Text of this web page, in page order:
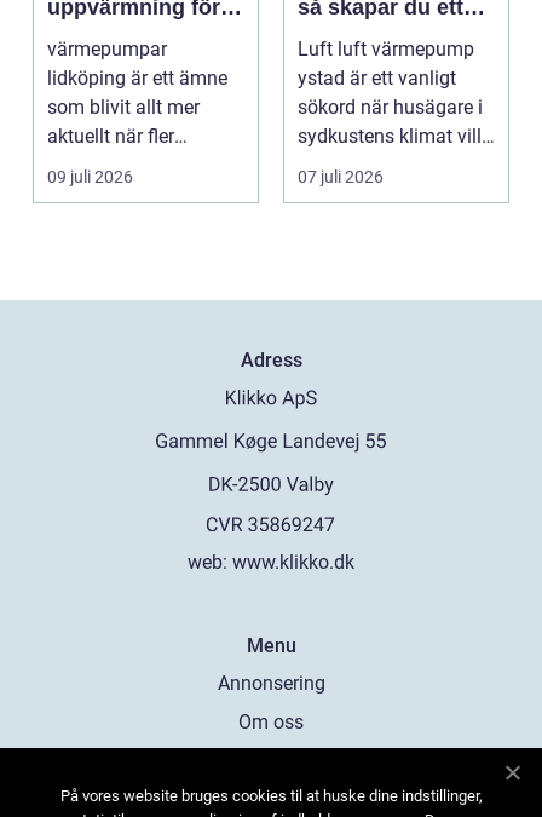
uppvärmning för
hus och
fastigheter
värmepumpar
lidköping är ett ämne
som blivit allt mer
aktuellt när fler
fastighetsägare vill
kombine...
09 juli 2026
så skapar du ett
behagligt
inomhusklimat
Året om
Luft luft värmepump
ystad är ett vanligt
sökord när husägare i
sydkustens klimat vill
hitta ett smar...
07 juli 2026
Adress
web: www.klikko.dk
Menu
Annonsering
Om oss
Kontakta oss
På vores website bruges cookies til at huske dine indstillinger,